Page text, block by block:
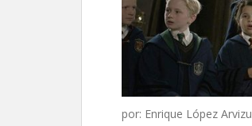
por: Enrique López Arvizu